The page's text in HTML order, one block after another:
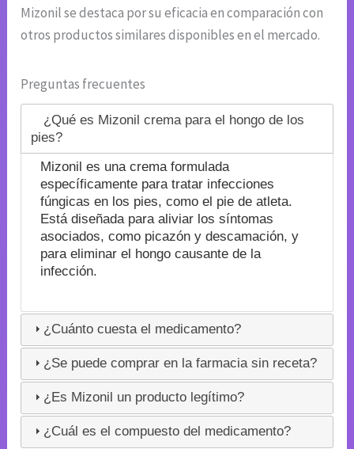
Mizonil se destaca por su eficacia en comparación con
otros productos similares disponibles en el mercado.
Preguntas frecuentes
¿Qué es Mizonil crema para el hongo de los
pies?
Mizonil es una crema formulada
específicamente para tratar infecciones
fúngicas en los pies, como el pie de atleta.
Está diseñada para aliviar los síntomas
asociados, como picazón y descamación, y
para eliminar el hongo causante de la
infección.
¿Cuánto cuesta el medicamento?
¿Se puede comprar en la farmacia sin receta?
¿Es Mizonil un producto legítimo?
¿Cuál es el compuesto del medicamento?